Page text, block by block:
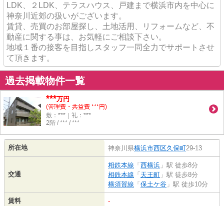
LDK、２LDK、テラスハウス、戸建まで横浜市内を中心に
神奈川近郊の扱いがございます。
賃貸、売買のお部屋探し、土地活用、リフォームなど、不
動産に関する事は、お気軽にご相談下さい。
地域１番の接客を目指しスタッフ一同全力でサポートさせ
て頂きます。
過去掲載物件一覧
***万円
(管理費・共益費 ***円)
敷：***｜礼：***
2階 / *** / ***
所在地 神奈川県横浜市西区久保町29-13
交通
相鉄本線 「 西横浜 」駅 徒歩8分
相鉄本線 「 天王町 」駅 徒歩8分
横須賀線 「 保土ケ谷 」駅 徒歩10分
賃料 -